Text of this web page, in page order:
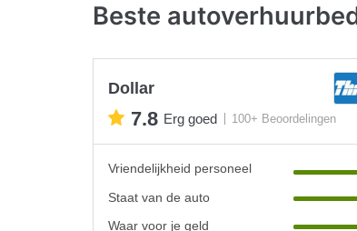
Beste
Dollar
7.8 Erg goed 100+ Beoordelingen
Vriendelijkheid personeel
Staat van de auto
Waar voor je geld